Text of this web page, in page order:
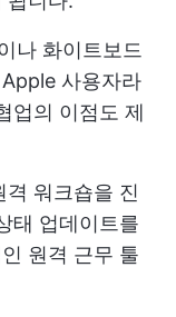
나 화이트보드
사용자라
업의 이점도 제
워크숍을 진
태 업데이트를
원격 근무 툴